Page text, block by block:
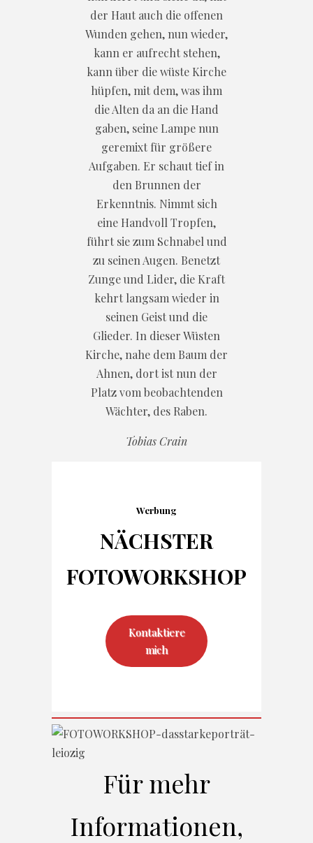
der Haut auch die offenen
Wunden gehen, nun wieder,
kann er aufrecht stehen,
kann über die wüste Kirche
hüpfen, mit dem, was ihm
die Alten da an die Hand
gaben, seine Lampe nun
geremixt für größere
Aufgaben. Er schaut tief in
den Brunnen der
Erkenntnis. Nimmt sich
eine Handvoll Tropfen,
führt sie zum Schnabel und
zu seinen Augen. Benetzt
Zunge und Lider, die Kraft
kehrt langsam wieder in
seinen Geist und die
Glieder. In dieser Wüsten
Kirche, nahe dem Baum der
Ahnen, dort ist nun der
Platz vom beobachtenden
Wächter, des Raben.
Tobias Crain
Werbung
NÄCHSTER
FOTOWORKSHOP
Kontaktiere
mich
Für mehr
Informationen,